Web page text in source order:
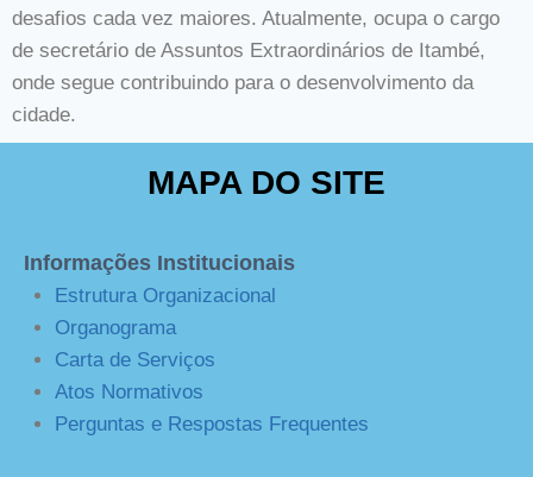
desafios cada vez maiores. Atualmente, ocupa o cargo
de secretário de Assuntos Extraordinários de Itambé,
onde segue contribuindo para o desenvolvimento da
cidade.
MAPA DO SITE
Informações Institucionais
Estrutura Organizacional
Organograma
Carta de Serviços
Atos Normativos
Perguntas e Respostas Frequentes